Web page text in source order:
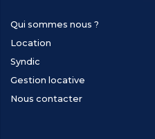
Qui sommes nous ?
Location
Syndic
Gestion locative
Nous contacter